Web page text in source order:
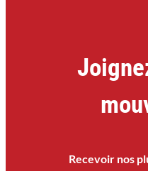
Recevoir nos